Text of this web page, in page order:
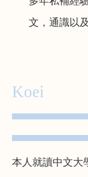
文，通識以
Koei
本人就讀中文大